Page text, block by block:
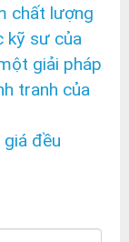
chất lượng
kỹ sư của
giải pháp
tranh của
đều